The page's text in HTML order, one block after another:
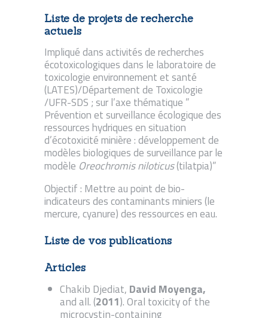
Liste de projets de recherche
actuels
Impliqué dans activités de recherches
écotoxicologiques dans le laboratoire de
toxicologie environnement et santé
(LATES)/Département de Toxicologie
/UFR-SDS ; sur l’axe thématique ”
Prévention et surveillance écologique des
ressources hydriques en situation
d’écotoxicité minière : développement de
modèles biologiques de surveillance par le
modèle Oreochromisniloticus(tilatpia)”
Objectif : Mettre au point de bio-
indicateurs des contaminants miniers (le
mercure, cyanure) des ressources en eau.
Liste de vos publications
Articles
Chakib Djediat, David Moyenga,
and all. (2011). Oral toxicity of the
microcystin-containing